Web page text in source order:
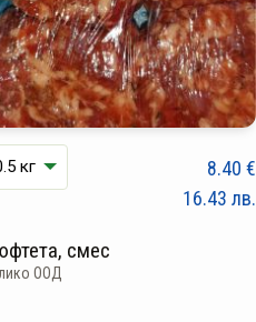
8.40 €
16.43 лв.
смес
ООД